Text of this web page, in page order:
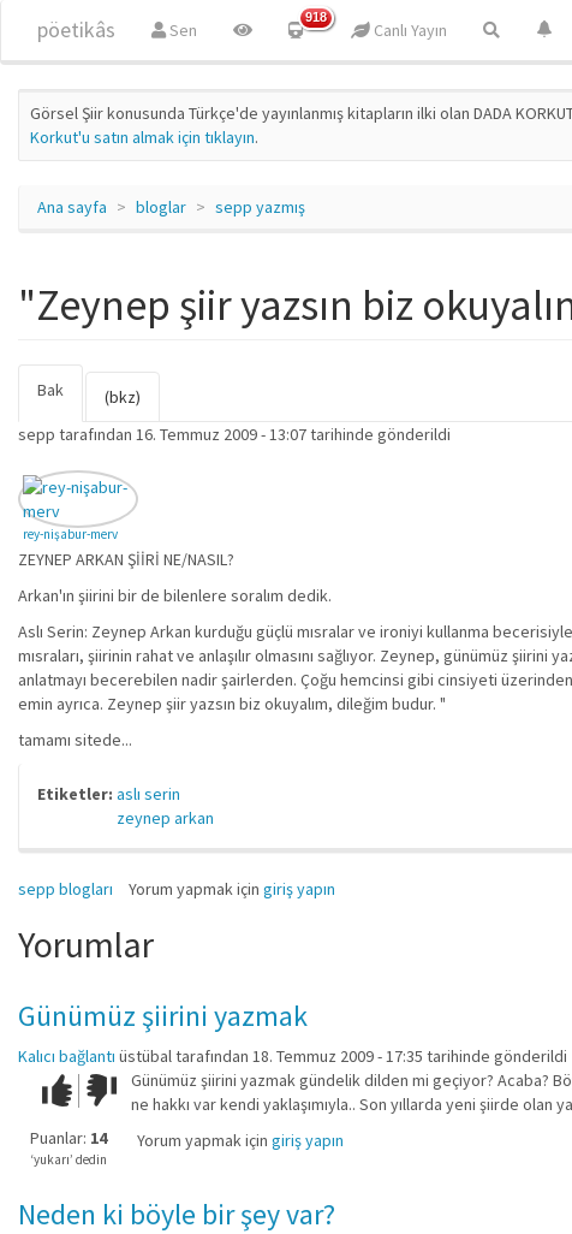
pöetikâs Sen
918
Canlı Yayın
Görsel Şiir konusunda Türkçe'de yayınlanmış kitapların ilki olan DADA
Korkut'u satın almak için tıklayın.
Ana sayfa bloglar sepp yazmış
"Zeynep şiir yazsın biz
Birincil sekmeler
Bak
sekme)
(bkz)
sepp tarafından 16. Temmuz 2009 - 13:07 tarihinde gönderildi
rey-nişabur-merv
ZEYNEP ARKAN ŞİİRİ NE/NASIL?
Arkan'ın şiirini bir de bilenlere soralım dedik.
Aslı Serin: Zeynep Arkan kurduğu güçlü mısralar ve ironiyi kullanma
mısraları, şiirinin rahat ve anlaşılır olmasını sağlıyor. Zeynep, günümüz
anlatmayı becerebilen nadir şairlerden. Çoğu hemcinsi gibi cinsiyeti
emin ayrıca. Zeynep şiir yazsın biz okuyalım, dileğim budur. "
tamamı sitede...
Etiketler: aslı serin
zeynep arkan
sepp blogları Yorum yapmak için giriş yapın
Yorumlar
Günümüz şiirini yazmak
Kalıcı bağlantı üstübaltarafından 18. Temmuz 2009 - 17:35 tarihinde gönderildi
Çok iyi!O
kadar
iyi
değil!
Puanlar: 14
‘yukarı’ dedin
Günümüz şiirini yazmak gündelik dilden mi geçiyor? Acaba?
ne hakkı var kendi yaklaşımıyla.. Son yıllarda yeni şiirde
Yorum yapmak için giriş yapın
Neden ki böyle bir şey var?